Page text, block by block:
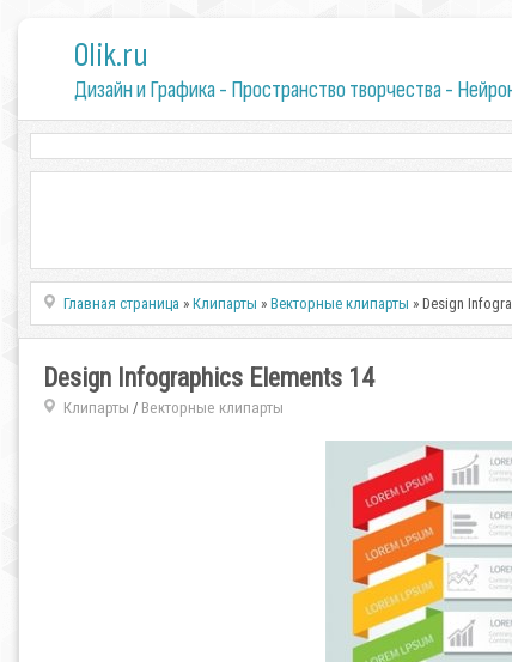
0lik.ru
Дизайн и Графика - Пространство творчества -
Главная страница »Клипарты »Векторные клипарты » Design
Design Infographics Elements 14
Клипарты / Векторные клипарты